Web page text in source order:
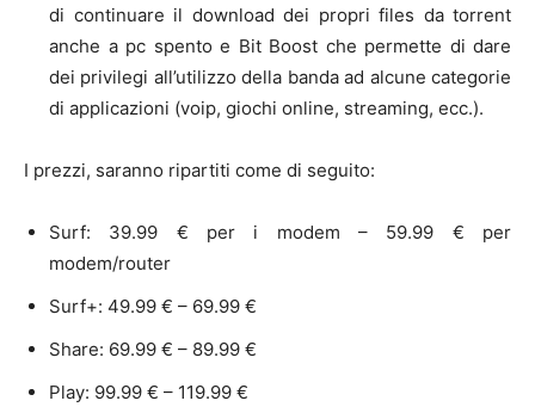
di continuare il download dei propri files da torrent
anche a pc spento e Bit Boost che permette di dare
dei privilegi all’utilizzo della banda ad alcune categorie
di applicazioni (voip, giochi online, streaming, ecc.).
I prezzi, saranno ripartiti come di seguito:
Surf: 39.99 € per i modem – 59.99 € per
modem/router
Surf+: 49.99 € – 69.99 €
Share: 69.99 € – 89.99 €
Play: 99.99 € – 119.99 €